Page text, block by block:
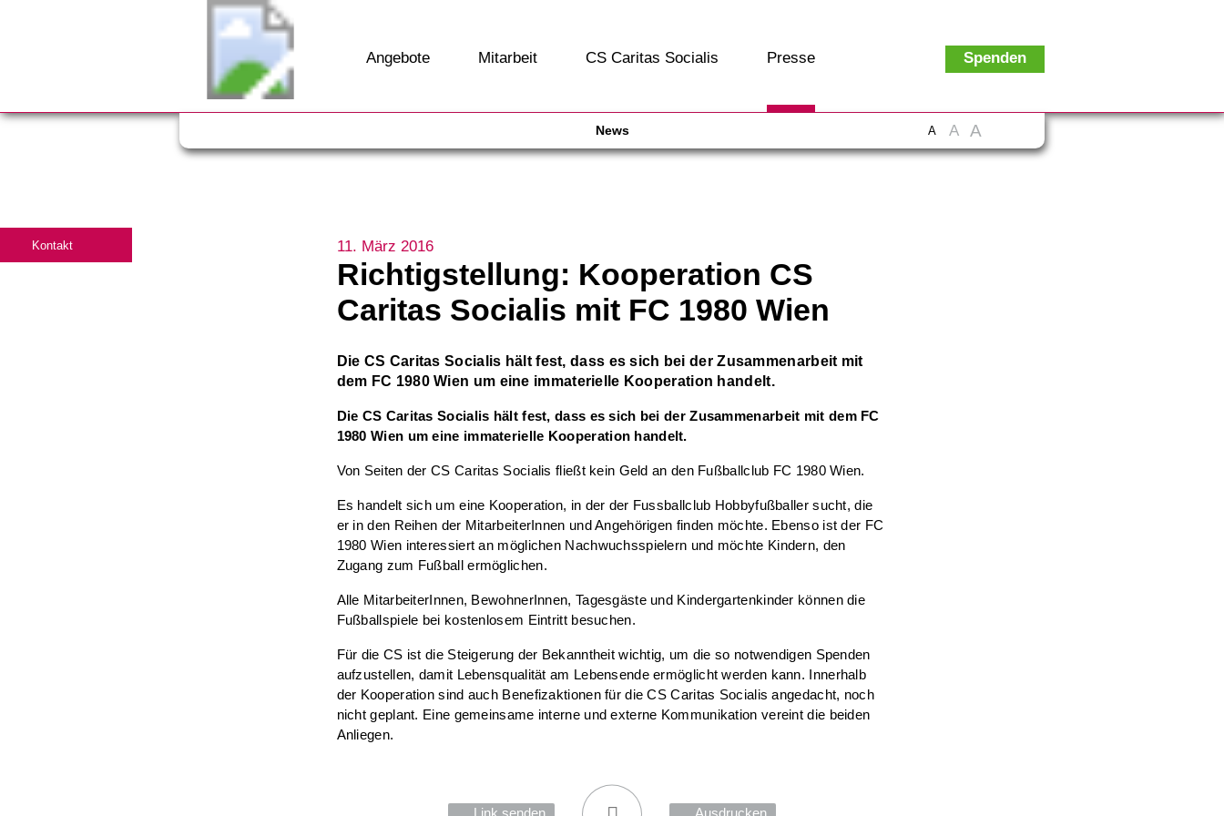
Angebote Mitarbeit CS Caritas Socialis Presse Spenden
A A A
News
11. März 2016
Richtigstellung: Kooperation CS
Caritas Socialis mit FC 1980 Wien
Die CS Caritas Socialis hält fest, dass es sich bei der Zusammenarbeit mit
dem FC 1980 Wien um eine immaterielle Kooperation handelt.
Die CS Caritas Socialis hält fest, dass es sich bei der Zusammenarbeit mit dem FC
1980 Wien um eine immaterielle Kooperation handelt.
Von Seiten der CS Caritas Socialis fließt kein Geld an den Fußballclub FC 1980 Wien.
Es handelt sich um eine Kooperation, in der der Fussballclub Hobbyfußballer sucht, die
er in den Reihen der MitarbeiterInnen und Angehörigen finden möchte. Ebenso ist der FC
1980 Wien interessiert an möglichen Nachwuchsspielern und möchte Kindern, den
Zugang zum Fußball ermöglichen.
Alle MitarbeiterInnen, BewohnerInnen, Tagesgäste und Kindergartenkinder können die
Fußballspiele bei kostenlosem Eintritt besuchen.
Für die CS ist die Steigerung der Bekanntheit wichtig, um die so notwendigen Spenden
aufzustellen, damit Lebensqualität am Lebensende ermöglicht werden kann. Innerhalb
der Kooperation sind auch Benefizaktionen für die CS Caritas Socialis angedacht, noch
nicht geplant. Eine gemeinsame interne und externe Kommunikation vereint die beiden
Anliegen.
Link senden Ausdrucken
Kontakt